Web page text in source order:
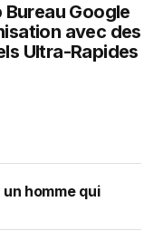
Bureau Google
avec des
Ultra-Rapides
homme qui